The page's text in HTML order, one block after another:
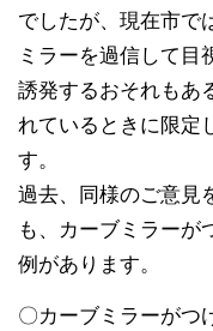
でしたが、現在市で
ミラーを過信して目
誘発するおそれもあ
れているときに限定
す。
過去、同様のご意見
も、カーブミラーが
例があります。
〇カーブミラーがつ